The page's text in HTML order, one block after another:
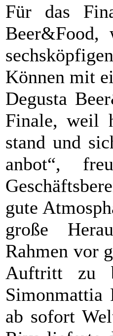
Für das
Beer&Food,
Können mit
Degusta
Finale, weil
stand und
anbot“,
gute
große
Rahmen vor
Auftritt zu
Simonmattia
ab sofort